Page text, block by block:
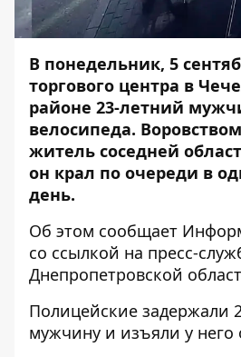
В понедельник, 5
торгового центра в
районе 23-летний
велосипеда.
житель соседней
он крал по очереди в
день.
Об этом сообщает
со ссылкой на пресс-
Днепропетровской
Полицейские задержали
мужчину и изъяли у него